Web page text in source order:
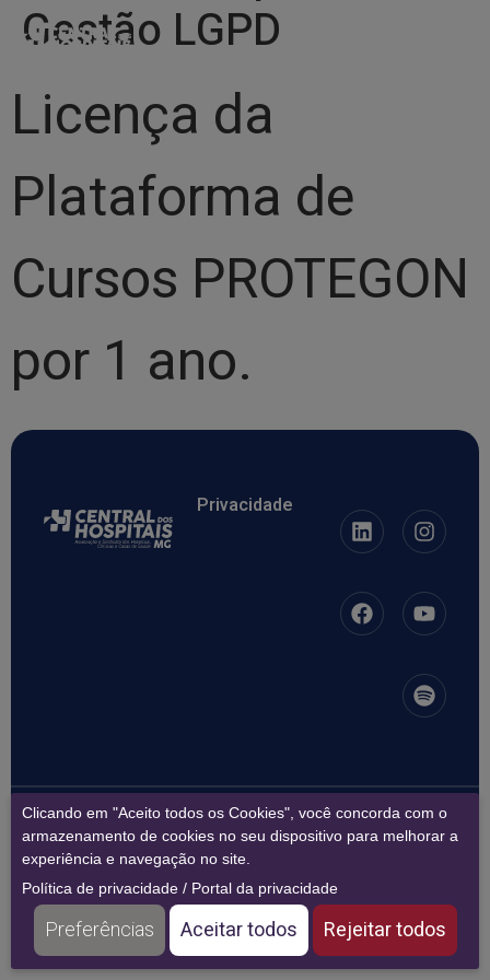
Clicando em "Aceito todos os Cookies", você concorda com o
armazenamento de cookies no seu dispositivo para melhorar a
experiência e navegação no site.
Política de privacidade / Portal da privacidade
Preferências Aceitar todos Rejeitar todos
Gestão LGPD
Licença da
Plataforma de
Cursos PROTEGON
por 1 ano.
Privacidade
17.241.118/0001-04 –ASSOCIACAO DOS HOSPITAIS DE
MINAS GERAIS| 17.450.123/0001-27 SINDICATO HOSPITAIS
CLINICAS E CASAS SAUDE EST M GERAIS
Copyright © 2026 – Todos os direitos reservados.